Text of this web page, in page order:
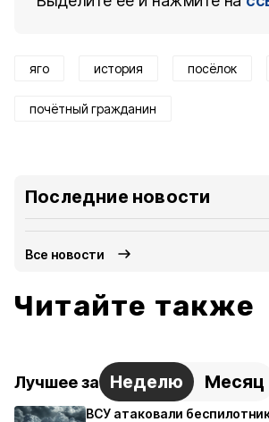
яго история посёлок
почётный гражданин
Последние новости
Все новости
Читайте также
Лучшее за Неделю Месяц
ВСУ атаковали